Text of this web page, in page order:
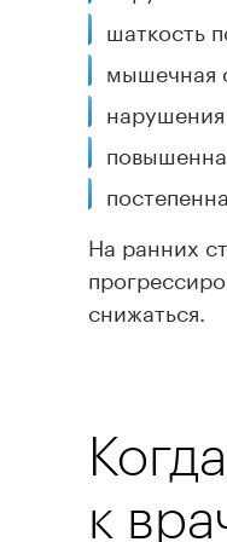
шаткость
мышечная
На ранних
снижаться.
к